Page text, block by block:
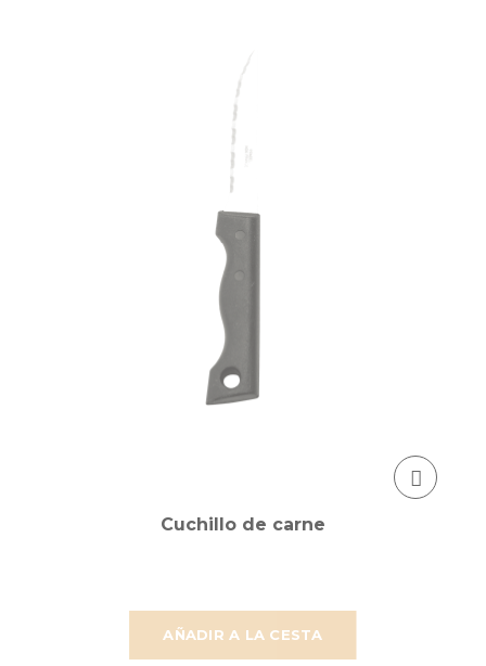
AÑADIR A LA CESTA
Cuchillo de carne